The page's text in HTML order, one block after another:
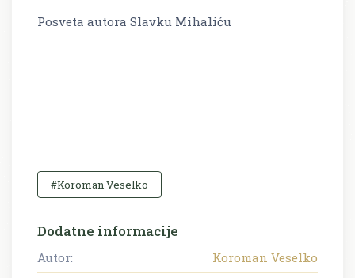
Posveta autora Slavku Mihaliću
#Koroman Veselko
Dodatne informacije
Autor:
Koroman Veselko